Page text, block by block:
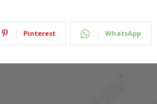
Pinterest WhatsApp